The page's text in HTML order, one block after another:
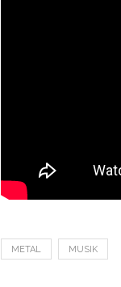
METAL MUSIK